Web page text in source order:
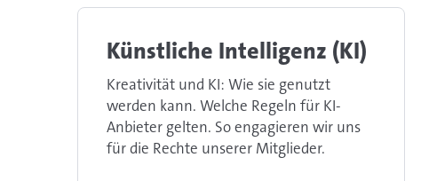
Künstliche Intelligenz (KI)
Kreativität und KI: Wie sie genutzt
werden kann. Welche Regeln für KI-
Anbieter gelten. So engagieren wir uns
für die Rechte unserer Mitglieder.